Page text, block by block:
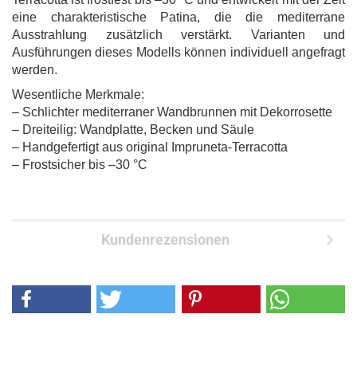
eine charakteristische Patina, die die mediterrane
Ausstrahlung zusätzlich verstärkt. Varianten und
Ausführungen dieses Modells können individuell angefragt
werden.
Wesentliche Merkmale:
– Schlichter mediterraner Wandbrunnen mit Dekorrosette
– Dreiteilig: Wandplatte, Becken und Säule
– Handgefertigt aus original Impruneta-Terracotta
– Frostsicher bis –30 °C
Kundenrezensionen